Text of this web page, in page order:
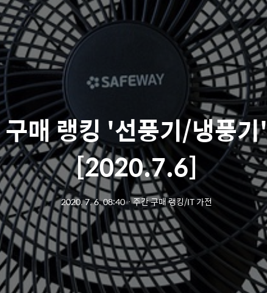
매 랭킹 '선풍기/냉풍
[2020.7.6]
2020. 7. 6. 08:40ㆍ주간 구매 랭킹/IT 가전